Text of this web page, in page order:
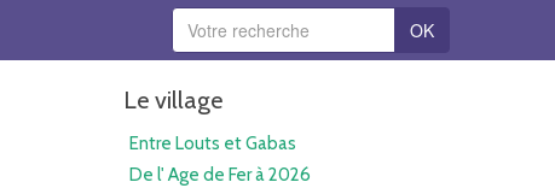
OK
Le village
Entre Louts et Gabas
De l' Age de Fer à 2026